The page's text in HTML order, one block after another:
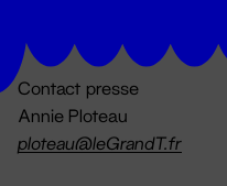
Contact presse
Annie Ploteau
ploteau@leGrandT.fr